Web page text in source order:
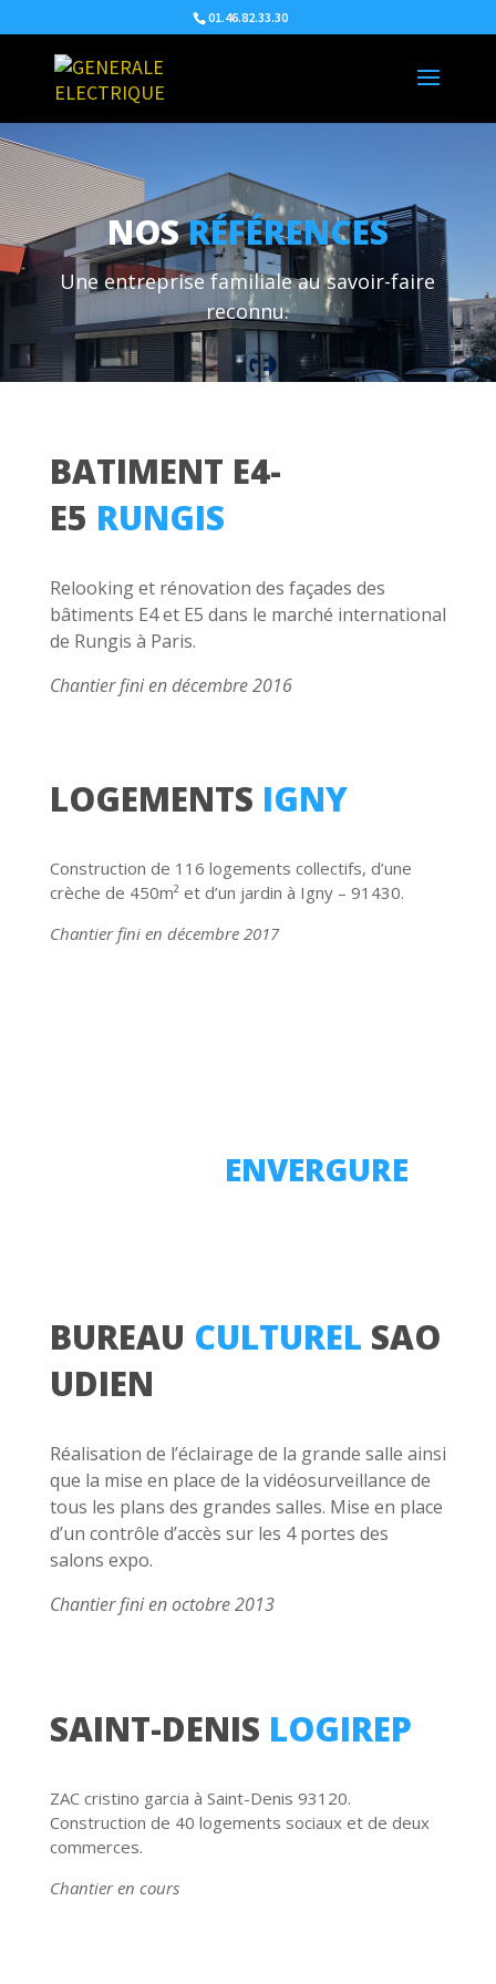
01.46.82.33.30
NOSRÉFÉRENCES
Une entreprise familiale au savoir-faire
reconnu.
BATIMENT E4-
E5 RUNGIS
Relooking et rénovation des façades des
bâtiments E4 et E5 dans le marché international
de Rungis à Paris.
Chantier fini en décembre 2016
LOGEMENTS IGNY
Construction de 116 logements collectifs, d’une
crèche de 450m² et d’un jardin à Igny – 91430.
Chantier fini en décembre 2017
ENVERGURE
BUREAU CULTUREL SAO
UDIEN
Réalisation de l’éclairage de la grande salle ainsi
que la mise en place de la vidéosurveillance de
tous les plans des grandes salles. Mise en place
d’un contrôle d’accès sur les 4 portes des
salons expo.
Chantier fini en octobre 2013
SAINT-DENIS LOGIREP
ZAC cristino garcia à Saint-Denis 93120.
Construction de 40 logements sociaux et de deux
commerces.
Chantier en cours